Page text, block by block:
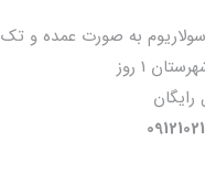
به صورت عمده و تک